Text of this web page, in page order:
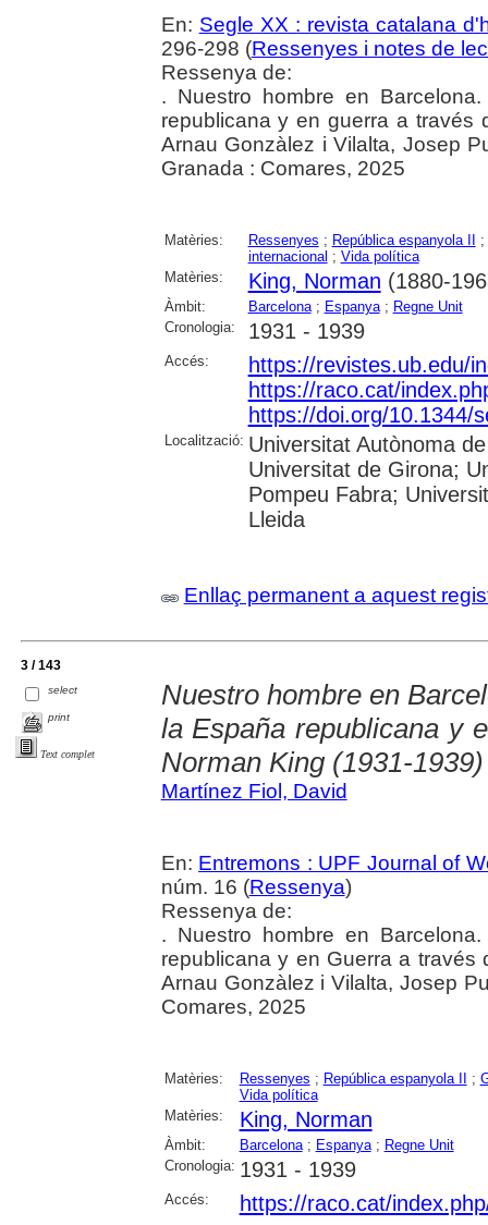
En: Segle XX : revista catalana
296-298 (Ressenyes i notes de
Ressenya de:
. Nuestro hombre en
republicana y en guerra a través
Arnau Gonzàlez i Vilalta, Josep
Granada : Comares, 2025
Matèries: Ressenyes ; República espanyola II
;
internacional ; Vida política
Matèries:
King, Norman (1880-
Àmbit: Barcelona; Espanya; Regne Unit
Cronologia:
1931 - 1939
Accés:
https://revistes.ub.edu/
https://raco.cat/
https://doi.org/10.1344/
Localització: Universitat Autònoma
Universitat de Girona;
Pompeu Fabra;
Lleida
Enllaç permanent a aquest
3 / 143
select
print
Text complet
Nuestro hombre en
la España republicana y
Norman King (1931-1939)
Martínez Fiol, David
En: Entremons : UPF Journal of
núm. 16 (Ressenya)
Ressenya de:
. Nuestro hombre en
republicana y en Guerra a través
Arnau Gonzàlez i Vilalta, Josep
Comares, 2025
Matèries: Ressenyes ; República espanyola II ;
Vida política
Matèries:
King, Norman
Àmbit: Barcelona; Espanya; Regne Unit
Cronologia: 1931 - 1939
Accés: https://raco.cat/